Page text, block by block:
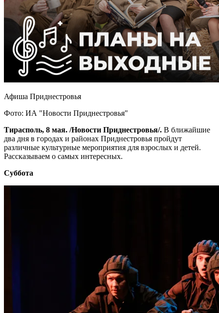
Афиша Приднестровья
Фото: ИА "Новости Приднестровья"
Тирасполь, 8 мая. /Новости Приднестровья/. В ближайшие
два дня в городах и районах Приднестровья пройдут
различные культурные мероприятия для взрослых и детей.
Рассказываем о самых интересных.
Суббота